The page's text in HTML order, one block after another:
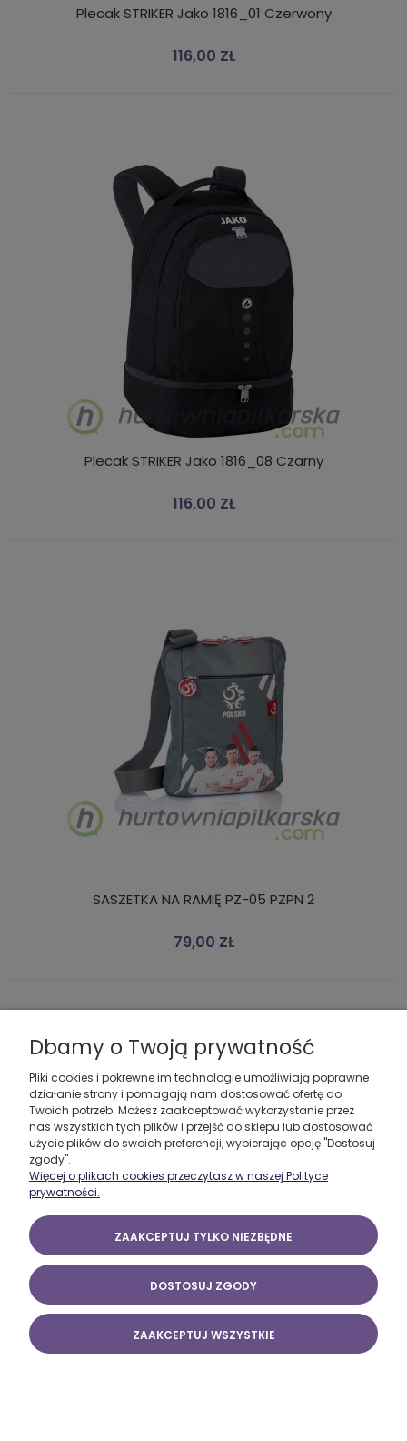
Plecak STRIKER Jako 1816_01 Czerwony
116,00 ZŁ
Plecak STRIKER Jako 1816_08 Czarny
116,00 ZŁ
SASZETKA NA RAMIĘ PZ-05 PZPN 2
79,00 ZŁ
Dbamy o Twoją prywatność
Pliki cookies i pokrewne im technologie umożliwiają poprawne
działanie strony i pomagają nam dostosować ofertę do
Twoich potrzeb. Możesz zaakceptować wykorzystanie przez
nas wszystkich tych plików i przejść do sklepu lub dostosować
użycie plików do swoich preferencji, wybierając opcję "Dostosuj
zgody".
Więcej o plikach cookies przeczytasz w naszej Polityce
prywatności.
ZAAKCEPTUJ TYLKO NIEZBĘDNE
DOSTOSUJ ZGODY
ZAAKCEPTUJ WSZYSTKIE